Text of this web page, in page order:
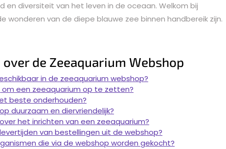
en diversiteit van het leven in de oceaan. Welkom bij
wonderen van de diepe blauwe zee binnen handbereik zijn.
de Zeeaquarium Webshop
in de zeeaquarium webshop?
om een zeeaquarium op te zetten?
beste onderhouden?
duurzaam en diervriendelijk?
het inrichten van een zeeaquarium?
van bestellingen uit de webshop?
die via de webshop worden gekocht?